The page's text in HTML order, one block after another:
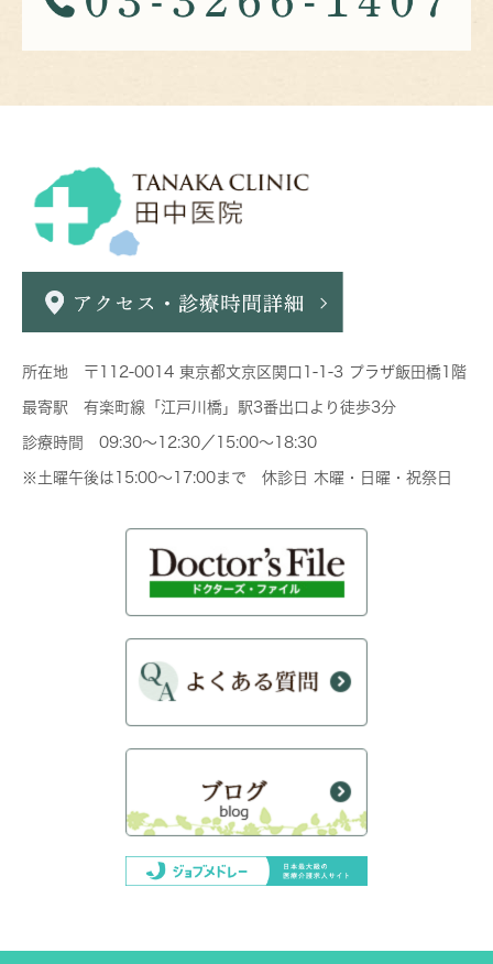
所在地 〒112-0014 東京都文京区関口1-1-3 プラザ飯田橋1階
最寄駅 有楽町線「江戸川橋」駅3番出口より徒歩3分
診療時間 09:30～12:30／15:00～18:30
※土曜午後は15:00～17:00まで 休診日 木曜・日曜・祝祭日